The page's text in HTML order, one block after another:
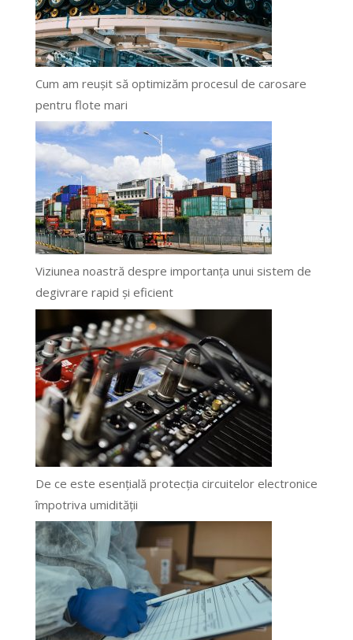
Cum am reușit să optimizăm procesul de carosare
pentru flote mari
Viziunea noastră despre importanța unui sistem de
degivrare rapid și eficient
De ce este esențială protecția circuitelor electronice
împotriva umidității